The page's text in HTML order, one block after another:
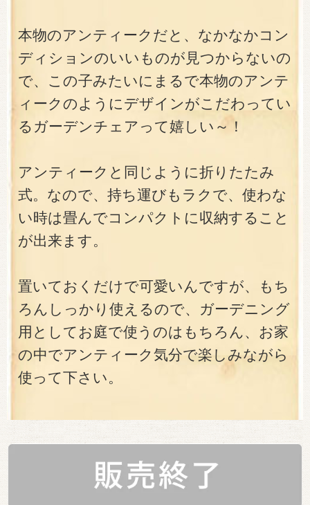
本物のアンティークだと、なかなかコン
ディションのいいものが見つからないの
で、この子みたいにまるで本物のアンテ
ィークのようにデザインがこだわってい
るガーデンチェアって嬉しい～！
アンティークと同じように折りたたみ
式。なので、持ち運びもラクで、使わな
い時は畳んでコンパクトに収納すること
が出来ます。
置いておくだけで可愛いんですが、もち
ろんしっかり使えるので、ガーデニング
用としてお庭で使うのはもちろん、お家
の中でアンティーク気分で楽しみながら
使って下さい。